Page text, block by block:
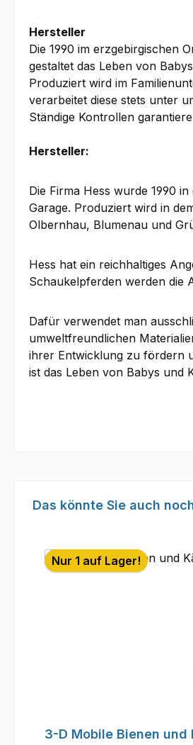
Hersteller
Die 1990 im erzgebirgischen
gestaltet das Leben von
Produziert wird im
verarbeitet diese stets unter
Ständige Kontrollen
Hersteller:
Die Firma Hess wurde 1990
Garage. Produziert wird in
Olbernhau, Blumenau und
Hess hat ein reichhaltiges
Schaukelpferden werden die
Dafür verwendet man
umweltfreundlichen
ihrer Entwicklung zu fördern
ist das Leben von Babys und
Produktgalerie überspringen
Das könnte Sie auch
Nur 1 auf Lager!
3-D Mobile Bienen und